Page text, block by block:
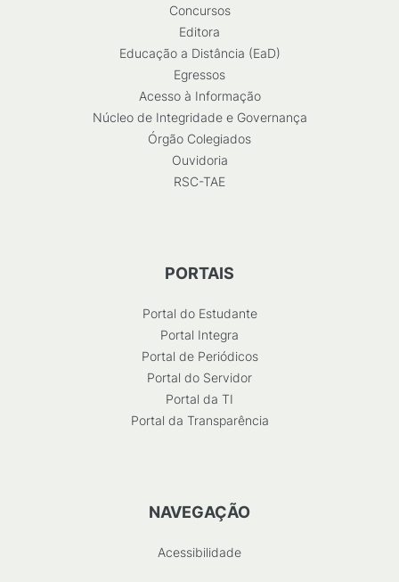
Concursos
Editora
Educação a Distância (EaD)
Egressos
Acesso à Informação
Núcleo de Integridade e Governança
Órgão Colegiados
Ouvidoria
RSC-TAE
PORTAIS
Portal do Estudante
Portal Integra
Portal de Periódicos
Portal do Servidor
Portal da TI
Portal da Transparência
NAVEGAÇÃO
Acessibilidade